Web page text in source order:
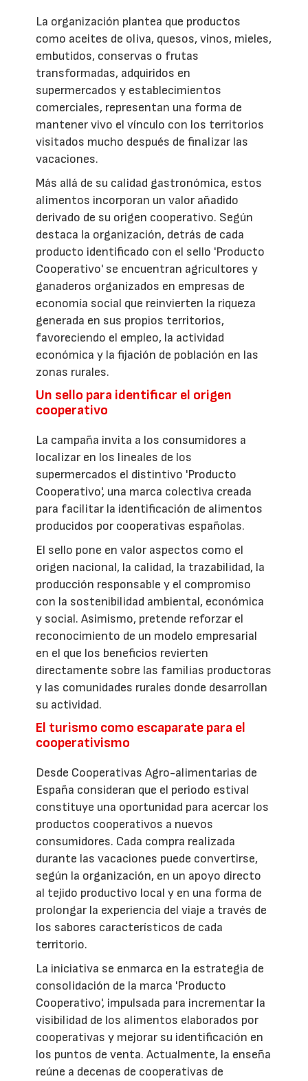
La organización plantea que productos
como aceites de oliva, quesos, vinos, mieles,
embutidos, conservas o frutas
transformadas, adquiridos en
supermercados y establecimientos
comerciales, representan una forma de
mantener vivo el vínculo con los territorios
visitados mucho después de finalizar las
vacaciones.
Más allá de su calidad gastronómica, estos
alimentos incorporan un valor añadido
derivado de su origen cooperativo. Según
destaca la organización, detrás de cada
producto identificado con el sello 'Producto
Cooperativo' se encuentran agricultores y
ganaderos organizados en empresas de
economía social que reinvierten la riqueza
generada en sus propios territorios,
favoreciendo el empleo, la actividad
económica y la fijación de población en las
zonas rurales.
Un sello para identificar el origen
cooperativo
La campaña invita a los consumidores a
localizar en los lineales de los
supermercados el distintivo 'Producto
Cooperativo', una marca colectiva creada
para facilitar la identificación de alimentos
producidos por cooperativas españolas.
El sello pone en valor aspectos como el
origen nacional, la calidad, la trazabilidad, la
producción responsable y el compromiso
con la sostenibilidad ambiental, económica
y social. Asimismo, pretende reforzar el
reconocimiento de un modelo empresarial
en el que los beneficios revierten
directamente sobre las familias productoras
y las comunidades rurales donde desarrollan
su actividad.
El turismo como escaparate para el
cooperativismo
Desde Cooperativas Agro-alimentarias de
España consideran que el periodo estival
constituye una oportunidad para acercar los
productos cooperativos a nuevos
consumidores. Cada compra realizada
durante las vacaciones puede convertirse,
según la organización, en un apoyo directo
al tejido productivo local y en una forma de
prolongar la experiencia del viaje a través de
los sabores característicos de cada
territorio.
La iniciativa se enmarca en la estrategia de
consolidación de la marca 'Producto
Cooperativo', impulsada para incrementar la
visibilidad de los alimentos elaborados por
cooperativas y mejorar su identificación en
los puntos de venta. Actualmente, la enseña
reúne a decenas de cooperativas de